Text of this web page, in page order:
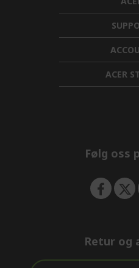
ACER
Følg oss
Retur og